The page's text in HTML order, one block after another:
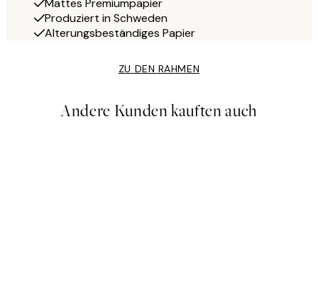
Mattes Premiumpapier
Produziert in Schweden
Alterungsbeständiges Papier
ZU DEN RAHMEN
Andere Kunden kauften auch